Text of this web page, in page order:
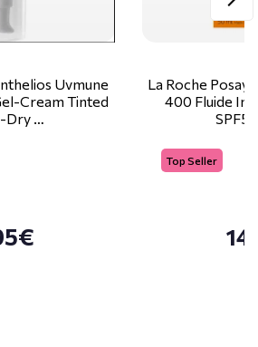
Uvmune
Cream Tinted
Dry …
La Roche Posay
400 Fluide
Top Seller